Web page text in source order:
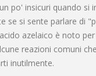
po' insicuri quando si
se si sente parlare di
azelaico è noto
reazioni comuni
inutilmente.